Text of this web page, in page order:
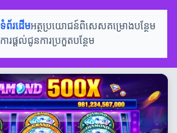
ទំព័រដើមអត្ថប្រយោជន៍ពិសេសគម្រោងបន្ថែម
ការផ្តល់ជូនការប្រកួតបន្ថែម